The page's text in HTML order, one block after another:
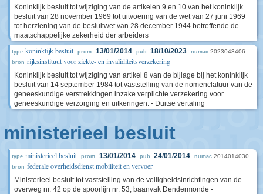
Koninklijk besluit tot wijziging van de artikelen 9 en 10 van het koninklijk
besluit van 28 november 1969 tot uitvoering van de wet van 27 juni 1969
tot herziening van de besluitwet van 28 december 1944 betreffende de
maatschappelijke zekerheid der arbeiders
type koninklijk besluit prom. 13/01/2014 pub. 18/10/2023 numac 2023043406
bron rijksinstituut voor ziekte- en invaliditeitsverzekering
Koninklijk besluit tot wijziging van artikel 8 van de bijlage bij het koninklijk
besluit van 14 september 1984 tot vaststelling van de nomenclatuur van de
geneeskundige verstrekkingen inzake verplichte verzekering voor
geneeskundige verzorging en uitkeringen. - Duitse vertaling
ministerieel besluit
type ministerieel besluit prom. 13/01/2014 pub. 24/01/2014 numac 2014014030
bron federale overheidsdienst mobiliteit en vervoer
Ministerieel besluit tot vaststelling van de veiligheidsinrichtingen van de
overweg nr. 42 op de spoorlijn nr. 53, baanvak Dendermonde -